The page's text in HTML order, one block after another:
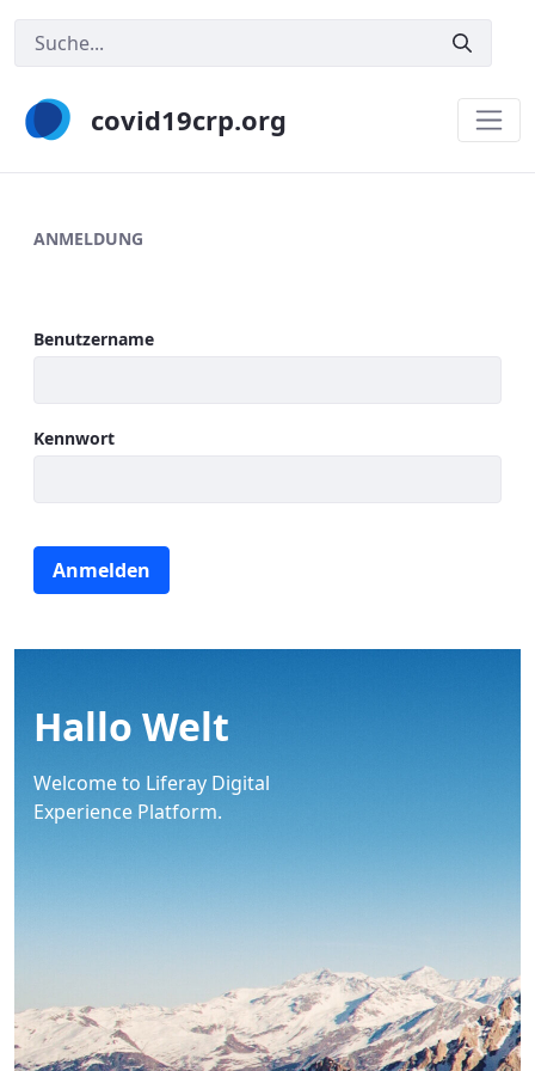
covid19crp.org
ANMELDUNG
Anmeldung
Benutzername
Kennwort
Anmelden
Hallo Welt
Welcome to Liferay Digital
Experience Platform.